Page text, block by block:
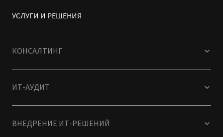
УСЛУГИ И РЕШЕНИЯ
КОНСАЛТИНГ
ИТ-АУДИТ
ВНЕДРЕНИЕ ИТ-РЕШЕНИЙ